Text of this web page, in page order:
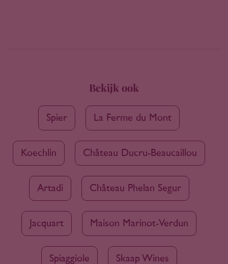
Bekijk ook
Spier La Ferme du Mont
Koechlin Château Ducru-Beaucaillou
Artadi Château Phelan Segur
Jacquart Maison Marinot-Verdun
Spiaggiole Skaap Wines